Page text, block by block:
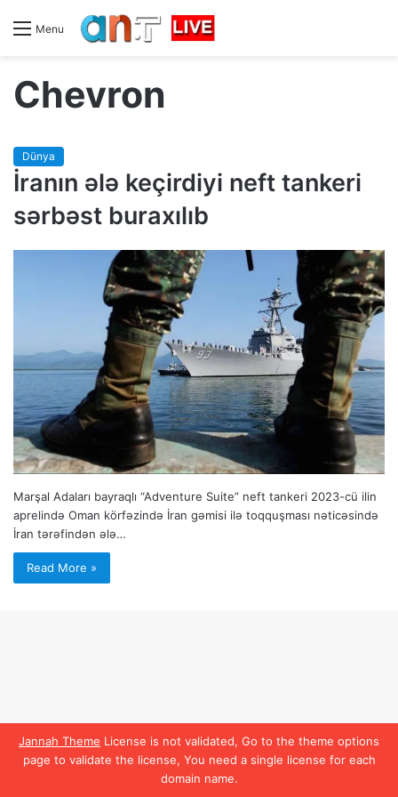
Jannah Theme License is not validated, Go to the theme options
page to validate the license, You need a single license for each
domain name.
Menu
Chevron
Dünya
İranın ələ keçirdiyi neft tankeri
sərbəst buraxılıb
Marşal Adaları bayraqlı “Adventure Suite” neft tankeri 2023-cü ilin
aprelində Oman körfəzində İran gəmisi ilə toqquşması nəticəsində
İran tərəfindən ələ…
Read More »